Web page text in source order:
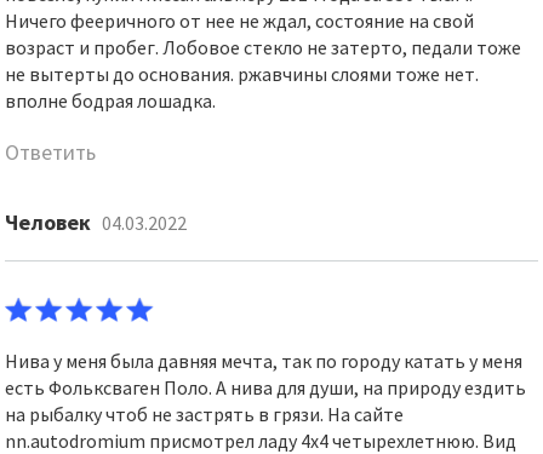
Ничего фееричного от нее не ждал, состояние на свой
возраст и пробег. Лобовое стекло не затерто, педали тоже
не вытерты до основания. ржавчины слоями тоже нет.
вполне бодрая лошадка.
Ответить
Человек 04.03.2022
Нива у меня была давняя мечта, так по городу катать у меня
есть Фольксваген Поло. А нива для души, на природу ездить
на рыбалку чтоб не застрять в грязи. На сайте
nn.autodromium присмотрел ладу 4х4 четырехлетнюю. Вид